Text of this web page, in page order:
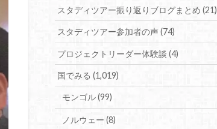
スタディツアー振り返りブログまとめ(21)
スタディツアー参加者の声(74)
プロジェクトリーダー体験談(4)
国でみる(1,019)
モンゴル(99)
ノルウェー (8)